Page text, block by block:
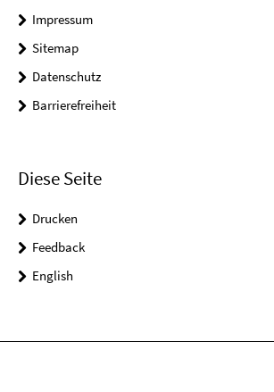
Impressum
Sitemap
Datenschutz
Barrierefreiheit
Diese Seite
Drucken
Feedback
English